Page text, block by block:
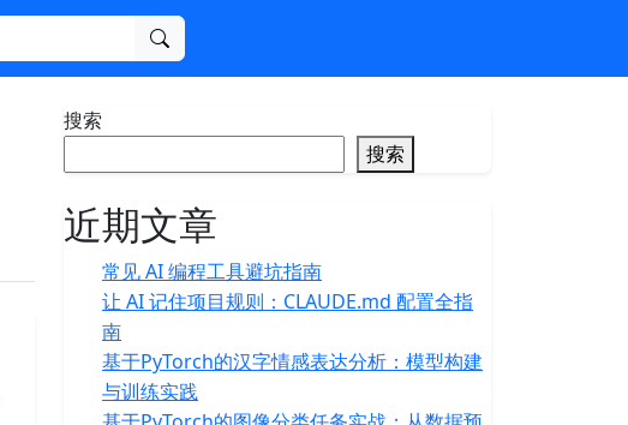
搜索
搜索
搜索
近期文章
常见 AI 编程工具避坑指南
让 AI 记住项目规则：CLAUDE.md 配置全指
南
基于PyTorch的汉字情感表达分析：模型构建
与训练实践